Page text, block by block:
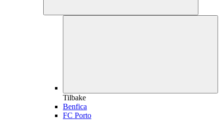
Tilbake
Benfica
FC Porto